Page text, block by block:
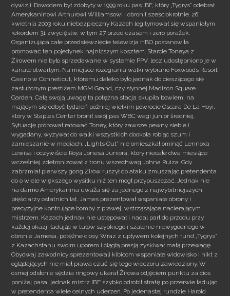
dywizji. Dowodem był zdobyty w 1999 roku pas IBF, który „Tygrys” odebrał
Amerykaninowi Arthurowi Williamsowi i obronił sześciokrotnie. 26
kwietnia 2003 roku niebezpieczny Kazach legitymował się wspaniałym
rekordem 31 zwycięstw, w tym 27 przed czasem i zero porażek.
Organizująca całe przedsięwzięcie telewizja HBO postanowiła
promować ten pojedynek najniższym kosztem. Starcie Toneya z
Żirowem nie było sprzedawane w systemie PPV, lecz udostępniono je w
kanale otwartym. Na miejsce rozegrania walki wybrano Foxwoods Resort
Casino w Conneticut, któremu daleko było jednak do cieszącego się
zasłużonym prestiżem MGM Grand, czy słynnej Madison Square
Garden. Całą swoją uwagę ta potężna stacja skupiła bowiem, na
mającym się odbyć tydzień później wielkim powrocie Oscara De La Hoyi,
który w Staples Center bronił swój pas WBC wagi junior średniej.
Sytuację próbował ratować Toney, który zawsze pewny siebie i
wygadany, wyzywał do walki wszystkich dookoła robiąc szum i
zamieszanie w mediach. „Lights Out” nie omieszkał ominąć Lennoxa
Lewisa i oczywiście Roya Jonesa Juniora, który niecałe dwa miesiące
wcześniej zdetronizował z tronu wszechwag Johna Ruiza. Gdy
zabrzmiał pierwszy gong Żirow ruszył do ataku zmuszając pretendenta
do o wiele większego wysiłku niż ten mógł przypuszczać. Jednak nie
na darmo Amerykanina uważa się za jednego z najwybitniejszych
pięściarzy ostatnich lat. James prezentował wspaniałe obrony i
precyzyjne kontrujące bomby z prawej, wstrząsające nacierającym
mistrzem. Kazach jednak nie ustępował i nadal parł do przodu przy
każdej okazji ładując w tułów szybkiego i szalenie niewygodnego w
obronie Jamesa, potężne ciosy. Wraz z upływem kolejnych rund „Tygrys”
z Kazachstanu swoim uporem i ciągłą presją zyskiwał małą przewagę.
Obydwaj zawodnicy sprezentowali kibicom wspaniałe widowisko i nikt z
oglądających nie miał prawa czuć się tego wieczoru zawiedziony. W
ósmej odsłonie sędzia ringowy ukarał Żirowa odjęciem punktu za cios
poniżej pasa, jednak mistrz IBF szybko odrobił stratę po przerwie ładując
w pretendenta wiele celnych uderzeń. Po jedenastej rundzie Harold